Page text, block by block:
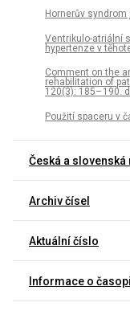
Hornerův
Ventrikulo-atriální
hypertenze v
Comment on the
rehabilitation of
120(3): 185– 190.
Použití spaceru v
Česká a
Archiv čísel
Aktuální číslo
Informace o